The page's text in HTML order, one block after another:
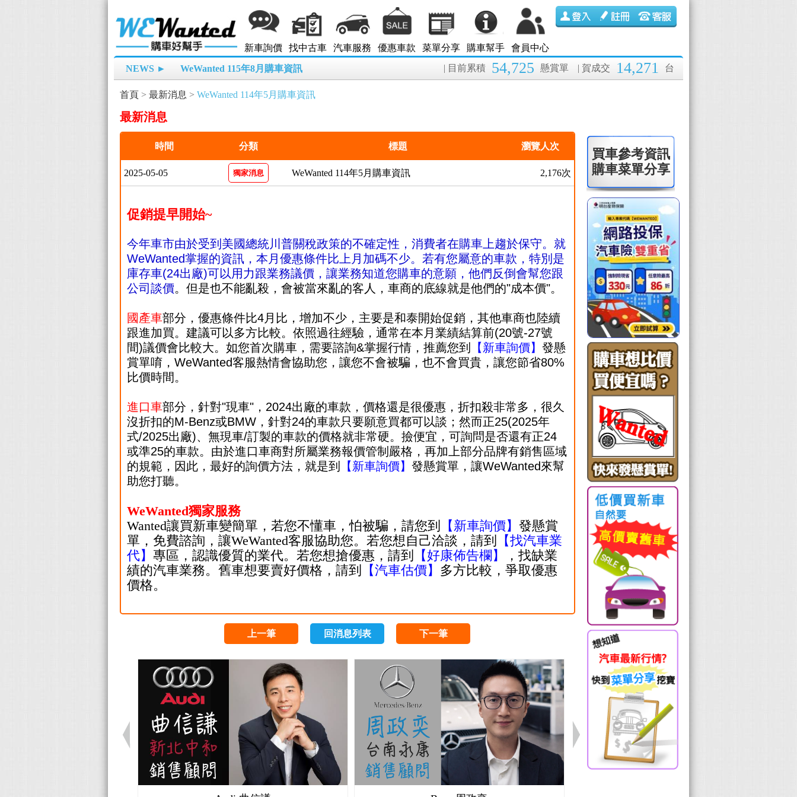
新車詢價 找中古車 汽車服務 優惠車款 菜單分享 購車幫手 會員中心
NEWS ► WeWanted 115年8月購車資訊 | 賀成交 14,271 台
| 目前累積 54,725 懸賞單
首頁 > 最新消息 > WeWanted 114年5月購車資訊
最新消息
時間 分類 標題 瀏覽人次
2025-05-05 獨家消息 WeWanted 114年5月購車資訊 2,176次
促銷提早開始~
今年車市由於受到美國總統川普關稅政策的不確定性，消費者在購車上趨於保守。 就
WeWanted掌握的資訊，本月優惠條件比上月加碼不少。若有您屬意的車款，特別是
庫存車(24出廠)可以用力跟業務議價，讓業務知道您購車的意願，他們反倒會幫您跟
公司談價。但是也不能亂殺，會被當來亂的客人，車商的底線就是他們的"成本價"。
國產車部分，優惠條件比4月比，增加不少，主要是和泰開始促銷，其他車商也陸續
跟進加買。建議可以多方比較。依照過往經驗，通常在本月業績結算前(20號-27號
間)議價會比較大。如您首次購車，需要諮詢&掌握行情，推薦您到 【新車詢價】 發懸
賞單唷，WeWanted客服熱情會協助您，讓您不會被騙，也不會買貴，讓您節省80%
比價時間。
進口車部分，針對"現車"，2024出廠的車款，價格還是很優惠， 折扣殺非常多，很久
沒折扣的M-Benz或BMW，針對24的車款只要願意買都可以談 ；然而正25(2025年
式/2025出廠)、無現車/訂製的車款的價格就非常硬。 撿便宜，可詢問是否還有正24
或準25的車款。由於進口車商對所屬業務報價管制嚴格，再加上部分品牌有銷售區域
的規範，因此，最好的詢價方法，就是到
【新車詢價】 發懸賞單 ，讓WeWanted來幫
助您打聽。
WeWanted獨家服務
Wanted讓買新車變簡單，若您不懂車，怕被騙， 請您到 【新車詢價】 發懸賞
單 ，免費諮詢， 讓WeWanted客服協助您。若您想自己洽談，請到 【找汽車業
代】 專區 ，認識優質的業代。若您想搶優惠，請到 【好康佈告欄 】
，找缺業
績的汽車業務。舊車想要賣好價格，請到
【汽車估價】 多方比較，爭取優惠
價格。
上一筆 回消息列表 下一筆
買車參考資訊
購車菜單分享